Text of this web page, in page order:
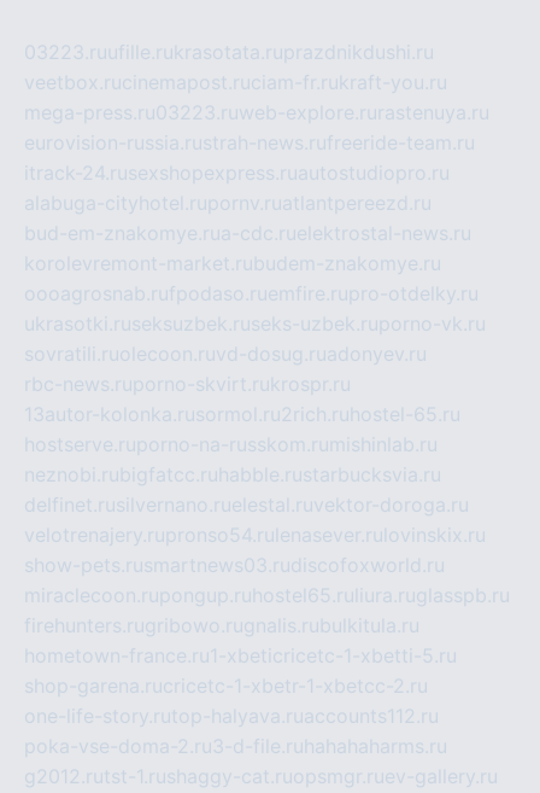
03223.ruufille.rukrasotata.ruprazdnikdushi.ru
veetbox.rucinemapost.ruciam-fr.rukraft-you.ru
mega-press.ru03223.ruweb-explore.ru rastenuya.ru
eurovision-russia.rustrah-news.rufreeride-team.ru
itrack-24.rusexshopexpress.ruautostudiopro.ru
alabuga-cityhotel.rupornv.ruatlantpereezd.ru
bud-em-znakomye.rua-cdc.ruelektrostal-news.ru
korolevremont-market.rubudem-znakomye.ru
oooagrosnab.rufpodaso.ruemfire.rupro-otdelky.ru
ukrasotki.ruseksuzbek.ruseks-uzbek.ruporno-vk.ru
sovratili.ruolecoon.ruvd-dosug.ruadonyev.ru
rbc-news.ruporno-skvirt.rukrospr.ru
13autor-kolonka.rusormol.ru2rich.ru hostel-65.ru
hostserve.ruporno-na-russkom.ru mishinlab.ru
neznobi.rubigfatcc.ru habble.rustarbucksvia.ru
delfinet.rusilvernano.ruelestal.ruvektor-doroga.ru
velotrenajery.rupronso54.ru lenasever.ru lovinskix.ru
show-pets.rusmartnews03.rudiscofoxworld.ru
miraclecoon.rupongup.ru hostel65.ru liura.ruglasspb.ru
firehunters.rugribowo.rugnalis.rubulkitula.ru
hometown-france.ru1-xbeticricetc-1-xbetti-5.ru
shop-garena.rucricetc-1-xbetr-1-xbetcc-2.ru
one-life-story.rutop-halyava.ruaccounts112.ru
poka-vse-doma-2.ru3-d-file.ru hahahaharms.ru
g2012.rutst-1.rushaggy-cat.ruopsmgr.ruev-gallery.ru